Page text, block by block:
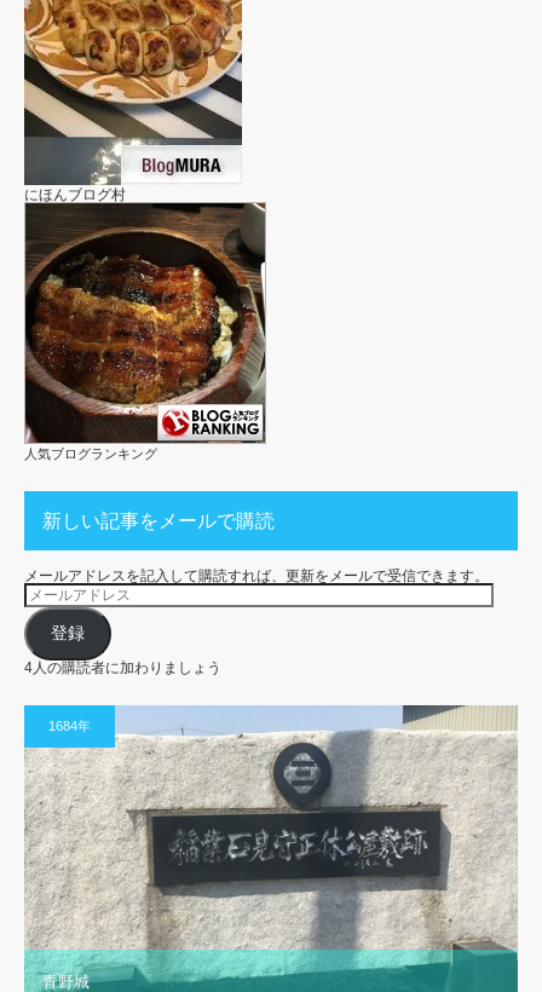
にほんブログ村
人気ブログランキング
新しい記事をメールで購読
メールアドレスを記入して購読すれば、更新をメールで受信できます。
メ
ー
ル
ア
ド
レ
ス
登録
4人の購読者に加わりましょう
1684年
青野城